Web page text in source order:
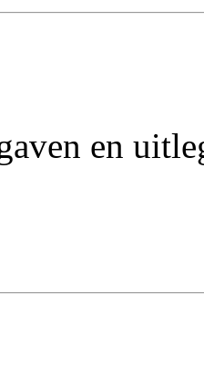
en